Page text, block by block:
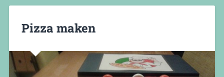
Pizza maken